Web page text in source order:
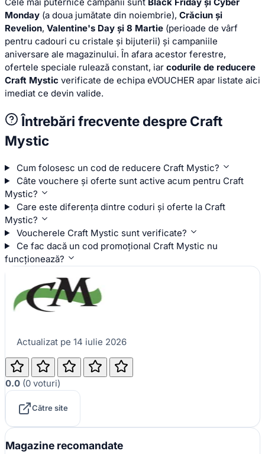
Monday (a doua jumătate din noiembrie), Crăciun și
Revelion, Valentine's Day și 8 Martie (perioade de vârf
pentru cadouri cu cristale și bijuterii) și campaniile
aniversare ale magazinului. În afara acestor ferestre,
ofertele speciale rulează constant, iar codurile de reducere
Craft Mystic verificate de echipa eVOUCHER apar listate aici
imediat ce devin valide.
Întrebări frecvente despre Craft
Mystic
Cum folosesc un cod de reducere Craft Mystic?
Câte vouchere și oferte sunt active acum pentru Craft
Mystic?
Care este diferența dintre coduri și oferte la Craft
Mystic?
Voucherele Craft Mystic sunt verificate?
Ce fac dacă un cod promoțional Craft Mystic nu
funcționează?
Actualizat pe 14 iulie 2026
0.0 (0 voturi)
Către site
Magazine recomandate